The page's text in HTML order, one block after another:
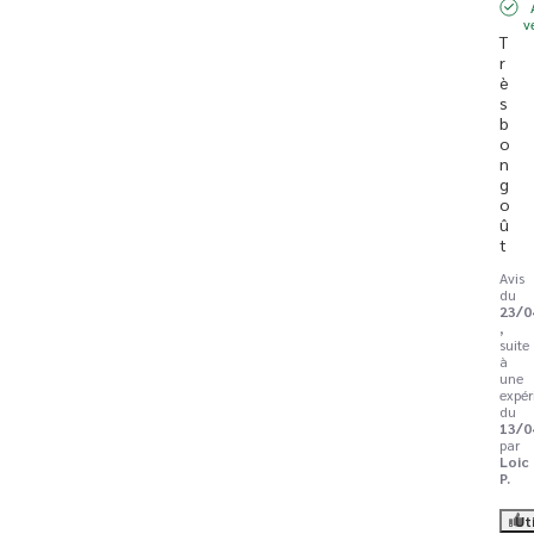
T
r
è
s
b
o
n
g
o
û
t
Avis
du
23/
,
suite
à
une
du
13/
par
Loic
P.